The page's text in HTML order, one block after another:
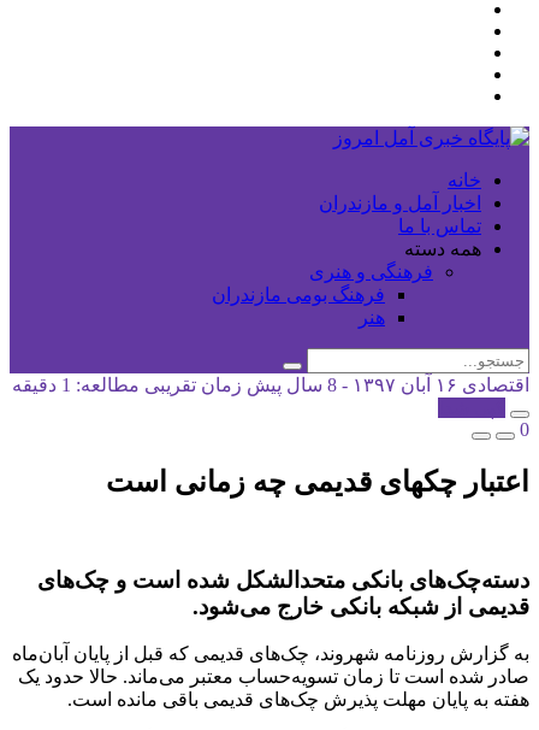
خانه
اخبار آمل و مازندران
تماس با ما
همه دسته
فرهنگی و هنری
فرهنگ بومی مازندران
هنر
اقتصادی ۱۶ آبان ۱۳۹۷ - 8 سال پیش
زمان تقریبی مطالعه: 1 دقیقه
0
اعتبار چکهای قدیمی چه زمانی است
دسته‌چک‌های بانکی متحدالشکل شده‌ است و چک‌های
قدیمی از شبکه بانکی خارج می‌شود.
به گزارش روزنامه شهروند، چک‌های قدیمی که قبل از پایان آبان‌ماه
صادر شده است تا زمان تسویه‌حساب معتبر می‌ماند. حالا حدود یک
هفته به پایان مهلت پذیرش چک‌های قدیمی باقی مانده است.